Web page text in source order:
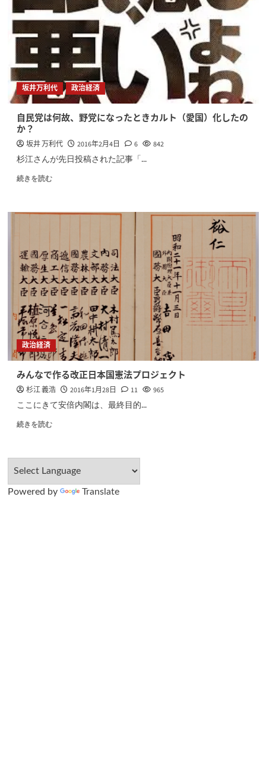
坂井万利代 政治経済
自民党は何故、野党になったときカルト（愛国）化したの
か？
坂井 万利代 2016年2月4日 6 842
杉江さんが先日投稿された記事「...
続きを読む
政治経済
みんなで作る改正日本国憲法プロジェクト
杉江 義浩 2016年1月28日 11 965
ここにきて安倍内閣は、最終目的...
続きを読む
Powered by Translate